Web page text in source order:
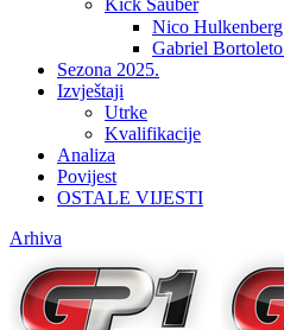
Kick Sauber
Nico Hulkenberg
Gabriel Bortoleto
Sezona 2025.
Izvještaji
Utrke
Kvalifikacije
Analiza
Povijest
OSTALE VIJESTI
Arhiva